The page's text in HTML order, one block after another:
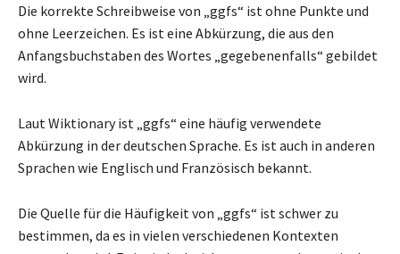
Die korrekte Schreibweise von „ggfs“ ist ohne Punkte und
ohne Leerzeichen. Es ist eine Abkürzung, die aus den
Anfangsbuchstaben des Wortes „gegebenenfalls“ gebildet
wird.
Laut Wiktionary ist „ggfs“ eine häufig verwendete
Abkürzung in der deutschen Sprache. Es ist auch in anderen
Sprachen wie Englisch und Französisch bekannt.
Die Quelle für die Häufigkeit von „ggfs“ ist schwer zu
bestimmen, da es in vielen verschiedenen Kontexten